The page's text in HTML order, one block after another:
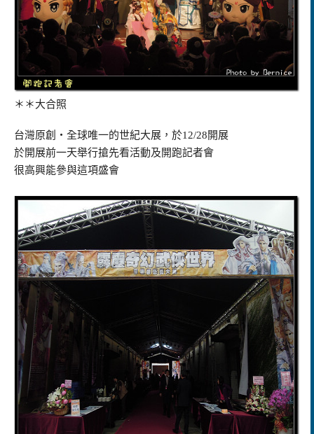
＊＊大合照
台灣原創‧全球唯一的世紀大展，於12/28開展
於開展前一天舉行搶先看活動及開跑記者會
很高興能參與這項盛會